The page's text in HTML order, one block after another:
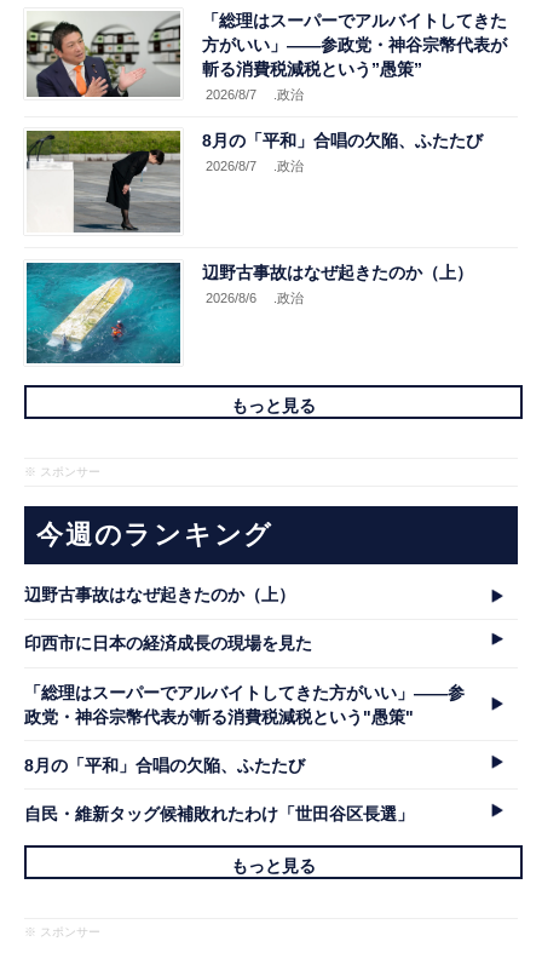
「総理はスーパーでアルバイトしてきた
方がいい」――参政党・神谷宗幣代表が
斬る消費税減税という”愚策”
2026/8/7 .政治
8月の「平和」合唱の欠陥、ふたたび
2026/8/7 .政治
辺野古事故はなぜ起きたのか（上）
2026/8/6 .政治
もっと見る
※ スポンサー
今週のランキング
辺野古事故はなぜ起きたのか（上）
印西市に日本の経済成長の現場を見た
「総理はスーパーでアルバイトしてきた方がいい」――参
政党・神谷宗幣代表が斬る消費税減税という"愚策"
8月の「平和」合唱の欠陥、ふたたび
自民・維新タッグ候補敗れたわけ「世田谷区長選」
もっと見る
※ スポンサー